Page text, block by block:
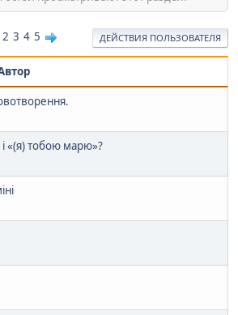
2 3 4 5 ДЕЙСТВИЯ ПОЛЬЗОВАТЕЛЯ
«(я) тобою марю»?